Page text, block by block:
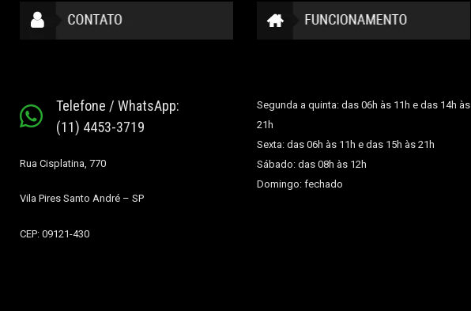
Telefone / WhatsApp:
(11) 4453-3719
Rua Cisplatina, 770
Vila Pires Santo André – SP
CEP: 09121-430
Segunda a quinta: das 06h às 11h e das 14h às
21h
Sexta: das 06h às 11h e das 15h às 21h
Sábado: das 08h às 12h
Domingo: fechado